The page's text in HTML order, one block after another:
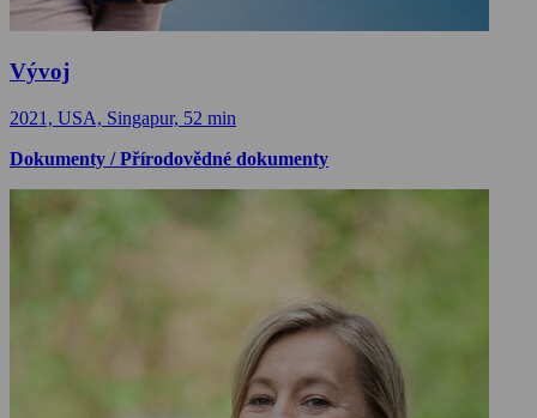
Vývoj
2021, USA, Singapur, 52 min
Dokumenty / Přírodovědné dokumenty